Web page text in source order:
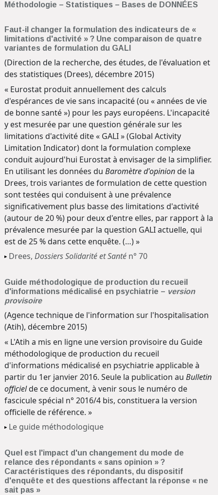
Méthodologie – Statistiques – Bases de DONNÉES
Faut-il changer la formulation des indicateurs de «
limitations d'activité » ? Une comparaison de quatre
variantes de formulation du GALI
(Direction de la recherche, des études, de l'évaluation et
des statistiques (Drees), décembre 2015)
« Eurostat produit annuellement des calculs
d'espérances de vie sans incapacité (ou « années de vie
de bonne santé ») pour les pays européens. L'incapacité
y est mesurée par une question générale sur les
limitations d'activité dite « GALI » (Global Activity
Limitation Indicator) dont la formulation complexe
conduit aujourd'hui Eurostat à envisager de la simplifier.
En utilisant les données du Baromètre d'opinionde la
Drees, trois variantes de formulation de cette question
sont testées qui conduisent à une prévalence
significativement plus basse des limitations d'activité
(autour de 20 %) pour deux d'entre elles, par rapport à la
prévalence mesurée par la question GALI actuelle, qui
est de 25 % dans cette enquête. (…) »
Drees, Dossiers Solidarité et Santé n° 70
Guide méthodologique de production du recueil
d'informations médicalisé en psychiatrie – version
provisoire
(Agence technique de l'information sur l'hospitalisation
(Atih), décembre 2015)
« L'Atih a mis en ligne une version provisoire du Guide
méthodologique de production du recueil
d'informations médicalisé en psychiatrie applicable à
partir du 1er janvier 2016. Seule la publication au Bulletin
officielde ce document, à venir sous le numéro de
fascicule spécial n° 2016/4 bis, constituera la version
officielle de référence. »
Le guide méthodologique
Quel est l'impact d'un changement du mode de
relance des répondants « sans opinion » ?
Caractéristiques des répondants, du dispositif
d'enquête et des questions affectant la réponse « ne
sait pas »